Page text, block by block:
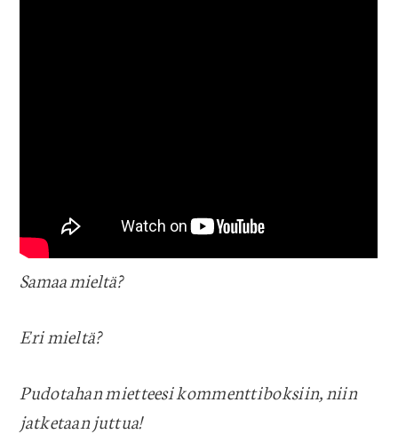
Samaa mieltä?
Eri mieltä?
Pudotahan mietteesi kommenttiboksiin, niin
jatketaan juttua!